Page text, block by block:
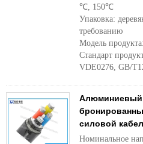
℃, 150℃
Упаковка:
требованию
Модель
Стандарт
VDE0276, GB/
Алюминиевый
силовой
Номинальное